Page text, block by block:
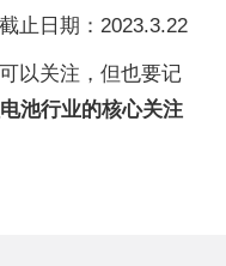
止日期：2023.3.22
以关注，但也要记
池行业的核心关注